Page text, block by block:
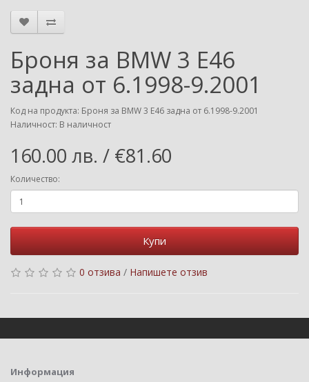
Броня за BMW 3 E46
задна от 6.1998-9.2001
Код на продукта: Броня за BMW 3 E46 задна от 6.1998-9.2001
Наличност: В наличност
160.00 лв. / €81.60
Количество:
Купи
0 отзива / Напишете отзив
Информация